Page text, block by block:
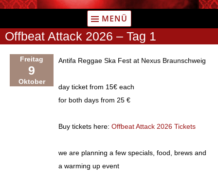
MENÜ
Offbeat Attack 2026 – Tag 1
Freitag
9
Oktober
Antifa Reggae Ska Fest at Nexus Braunschweig
day ticket from 15€ each
for both days from 25 €
Buy tickets here: Offbeat Attack 2026 Tickets
we are planning a few specials, food, brews and
a warming up event